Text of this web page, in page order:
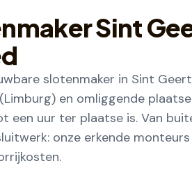
Sint
slotenmaker in Sint
en omliggende
een uur ter plaatse is. Van
onze erkende